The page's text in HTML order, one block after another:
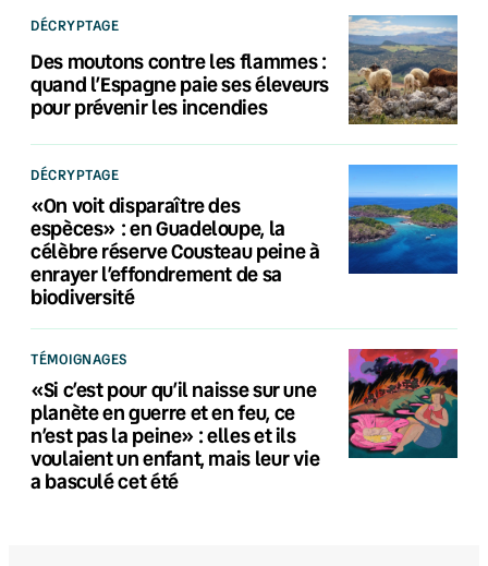
DÉCRYPTAGE
Des moutons contre les flammes :
quand l’Espagne paie ses éleveurs
pour prévenir les incendies
DÉCRYPTAGE
«On voit disparaître des
espèces» : en Guadeloupe, la
célèbre réserve Cousteau peine à
enrayer l’effondrement de sa
biodiversité
TÉMOIGNAGES
«Si c’est pour qu’il naisse sur une
planète en guerre et en feu, ce
n’est pas la peine» : elles et ils
voulaient un enfant, mais leur vie
a basculé cet été